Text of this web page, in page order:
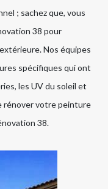
; sachez que, vous
38 pour
Nos équipes
spécifiques qui ont
les UV du soleil et
rénover votre peinture
38.